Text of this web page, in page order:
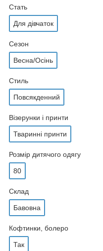
Стать
Для дівчаток
Сезон
Весна/Осінь
Стиль
Повсякденний
Візерунки і принти
Тваринні принти
Розмір дитячого одягу
80
Склад
Бавовна
Кофтинки, болеро
Так